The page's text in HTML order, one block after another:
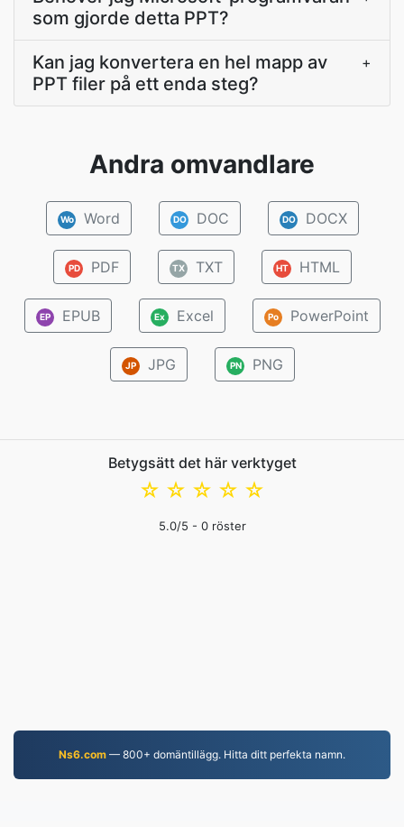
som gjorde detta PPT?
Kan jag konvertera en hel mapp av
PPT filer på ett enda steg?
+
Andra omvandlare
Wo Word DO DOC DO DOCX
PD PDF TX TXT HT HTML
EP EPUB Ex Excel Po PowerPoint
JP JPG PN PNG
Betygsätt det här verktyget
☆
☆
☆
☆
☆
5.0/5 - 0röster
Ns6.com — 800+ domäntillägg. Hitta ditt perfekta namn.